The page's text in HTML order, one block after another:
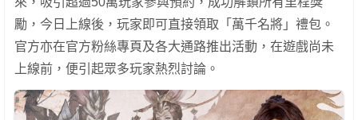
勵，今日上線後，玩家即可直接領取「萬千名將」禮包。
官方亦在官方粉絲專頁及各大通路推出活動，在遊戲尚未
上線前，便引起眾多玩家熱烈討論。